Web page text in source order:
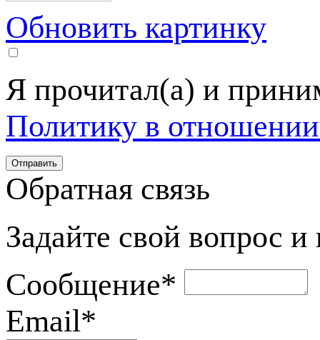
Обновить картинку
Я прочитал(а) и
Политику в
Обратная связь
Задайте свой вопрос
Сообщение*
Email*